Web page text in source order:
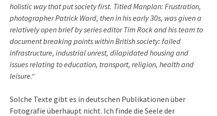
holistic way that put society first. Titled Manplan: Frustration,
photographer Patrick Ward, then in his early 30s, was given a
relatively open brief by series editor Tim Rock and his team to
document breaking points within British society: failed
infrastructure, industrial unrest, dilapidated housing and
issues relating to education, transport, religion, health and
leisure.“
Solche Texte gibt es in deutschen Publikationen über
Fotografie überhaupt nicht. Ich finde die Seele der